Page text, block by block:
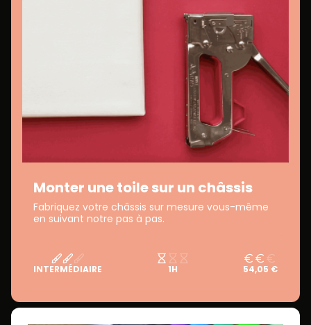
Monter une toile sur un châssis
Fabriquez votre châssis sur mesure vous-même
en suivant notre pas à pas.
INTERMÉDIAIRE 1H 54,05 €